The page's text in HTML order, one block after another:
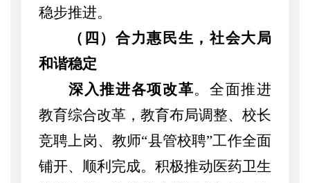
稳步推进。
（四）合力惠民生，社会大局
和谐稳定
深入推进各项改革。 全面推进
教育综合改革，教育布局调整、校长
竞聘上岗、教师“县管校聘”工作全面
铺开、顺利完成。积极推动医药卫生